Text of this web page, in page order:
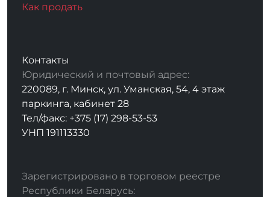
Как продать
Контакты
Юридический и почтовый адрес:
220089, г. Минск, ул. Уманская, 54, 4 этаж
паркинга, кабинет 28
Тел/факс: +375 (17) 298-53-53
УНП 191113330
Зарегистрировано в торговом реестре
Республики Беларусь: